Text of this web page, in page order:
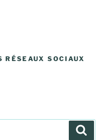
RÉSEAUX SOCIAUX